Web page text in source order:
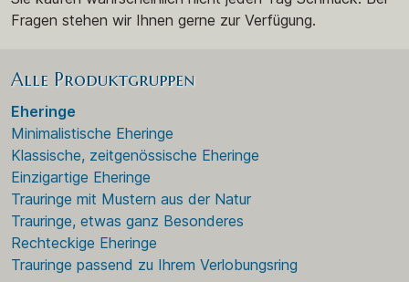
Fragen stehen wir Ihnen gerne zur Verfügung.
Alle Produktgruppen
Eheringe
Minimalistische Eheringe
Klassische, zeitgenössische Eheringe
Einzigartige Eheringe
Trauringe mit Mustern aus der Natur
Trauringe, etwas ganz Besonderes
Rechteckige Eheringe
Trauringe passend zu Ihrem Verlobungsring